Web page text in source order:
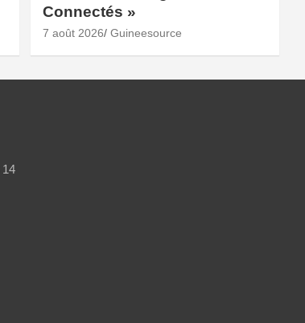
Connectés »
7 août 2026 Guineesource
14